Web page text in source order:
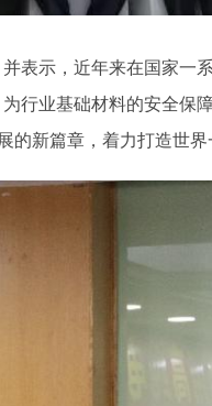
示，近年来在国家一
行业基础材料的安全保
新篇章，着力打造世界